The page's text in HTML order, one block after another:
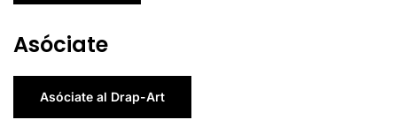
Asóciate
Asóciate al Drap-Art